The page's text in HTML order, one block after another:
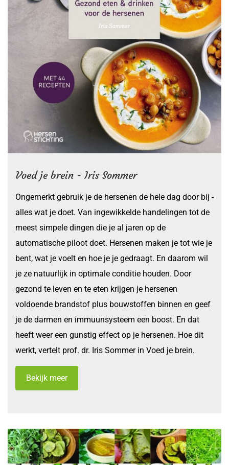
Voed je brein - Iris Sommer
Ongemerkt gebruik je de hersenen de hele dag door bij ­
alles wat je doet. Van ingewikkelde handelingen tot de
meest ­simpele dingen die je al jaren op de
automatische piloot doet. Hersenen maken je tot wie je
bent, wat je voelt en hoe je je gedraagt. En daarom wil
je ze natuurlijk in optimale conditie houden. Door
gezond te leven en te eten krijgen je hersenen
voldoende brandstof plus bouwstoffen binnen en geef
je de darmen en immuunsysteem een boost. En dat
heeft weer een gunstig effect op je hersenen. Hoe dit
werkt, vertelt prof. dr. Iris Sommer in Voed je brein.
Bekijk meer